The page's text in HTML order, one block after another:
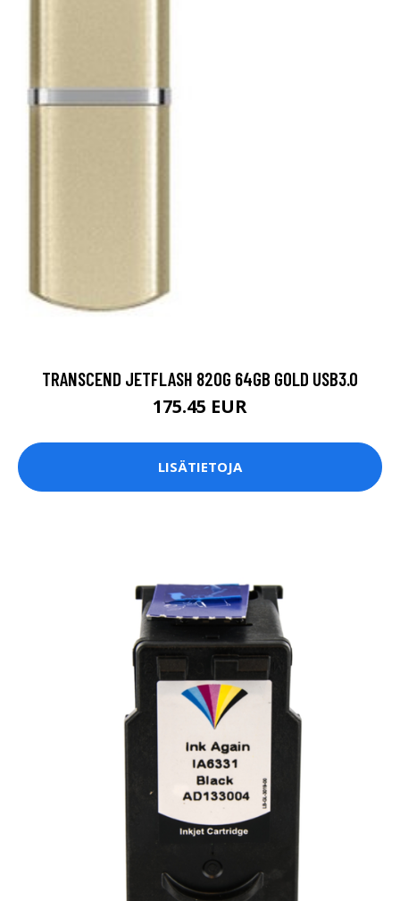
TRANSCEND JETFLASH 820G 64GB GOLD USB3.0
175.45 EUR
LISÄTIETOJA